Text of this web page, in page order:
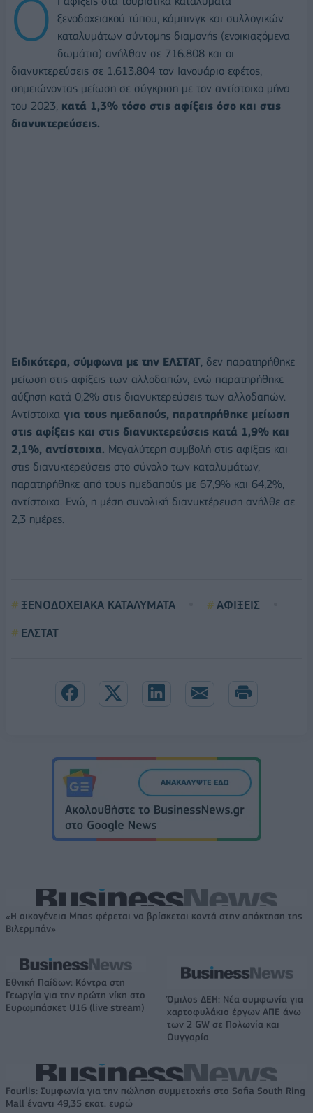
Ο
ξενοδοχειακού τύπου, κάμπινγκ και συλλογικών
καταλυμάτων σύντομης διαμονής (ενοικιαζόμενα
δωμάτια) ανήλθαν σε 716.808 και οι
διανυκτερεύσεις σε 1.613.804 τον Ιανουάριο εφέτος,
σημειώνοντας μείωση σε σύγκριση με τον αντίστοιχο μήνα
του 2023, κατά 1,3% τόσο στις αφίξεις όσο και στις
διανυκτερεύσεις.
Ειδικότερα, σύμφωνα με την ΕΛΣΤΑΤ , δεν παρατηρήθηκε
μείωση στις αφίξεις των αλλοδαπών, ενώ παρατηρήθηκε
αύξηση κατά 0,2% στις διανυκτερεύσεις των αλλοδαπών.
Αντίστοιχα για τους ημεδαπούς, παρατηρήθηκε μείωση
στις αφίξεις και στις διανυκτερεύσεις κατά 1,9% και
2,1%, αντίστοιχα. Μεγαλύτερη συμβολή στις αφίξεις και
στις διανυκτερεύσεις στο σύνολο των καταλυμάτων,
παρατηρήθηκε από τους ημεδαπούς με 67,9% και 64,2%,
αντίστοιχα. Ενώ, η μέση συνολική διανυκτέρευση ανήλθε σε
2,3 ημέρες.
ΞΕΝΟΔΟΧΕΙΑΚΑ ΚΑΤΑΛΥΜΑΤΑ
ΑΦΙΞΕΙΣ
ΕΛΣΤΑΤ
«Η οικογένεια Μπας φέρεται να βρίσκεται κοντά στην απόκτηση της
Βιλερμπάν»
Εθνική Παίδων: Κόντρα στη
Γεωργία για την πρώτη νίκη στο
Ευρωμπάσκετ U16 (live stream)
Όμιλος ΔΕΗ: Νέα συμφωνία για
χαρτοφυλάκιο έργων ΑΠΕ άνω
των 2 GW σε Πολωνία και
Ουγγαρία
Fourlis: Συμφωνία για την πώληση συμμετοχής στο Sofia South Ring
Mall έναντι 49,35 εκατ. ευρώ